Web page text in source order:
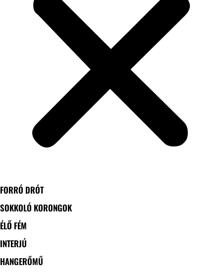
FORRÓ DRÓT
SOKKOLÓ KORONGOK
ÉLŐ FÉM
INTERJÚ
HANGERŐMŰ